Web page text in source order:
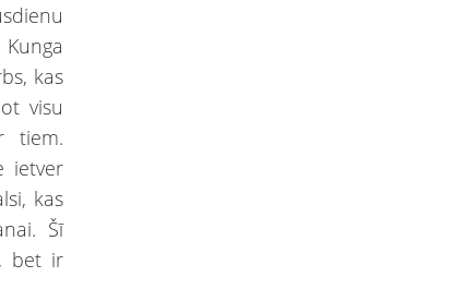
kas
visu
tiem.
ietver
kas
Šī
bet ir